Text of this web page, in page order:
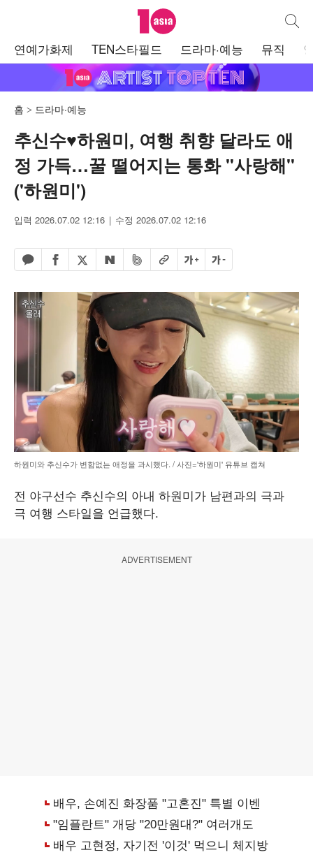
텐아시아 통합
연예가화제 TEN스타필드 드라마·예능 뮤직
홈 드라마·예능
추신수♥하원미, 여행 취향 달라도 애
정 가득…꿀 떨어지는 통화 "사랑해"
('하원미')
입력 2026.07.02 12:16 수정 2026.07.02 12:16
카카오톡 공유하기
페이스북 공유하기
엑스 공유하기
네이버 공유하기
밴드 공유하기
URL복사글자 크게글자 작게
하원미와 추신수가 변함없는 애정을 과시했다. / 사진='하원미' 유튜브 캡쳐
전 야구선수 추신수의 아내 하원미가 남편과의 극과
극 여행 스타일을 언급했다.
ADVERTISEMENT